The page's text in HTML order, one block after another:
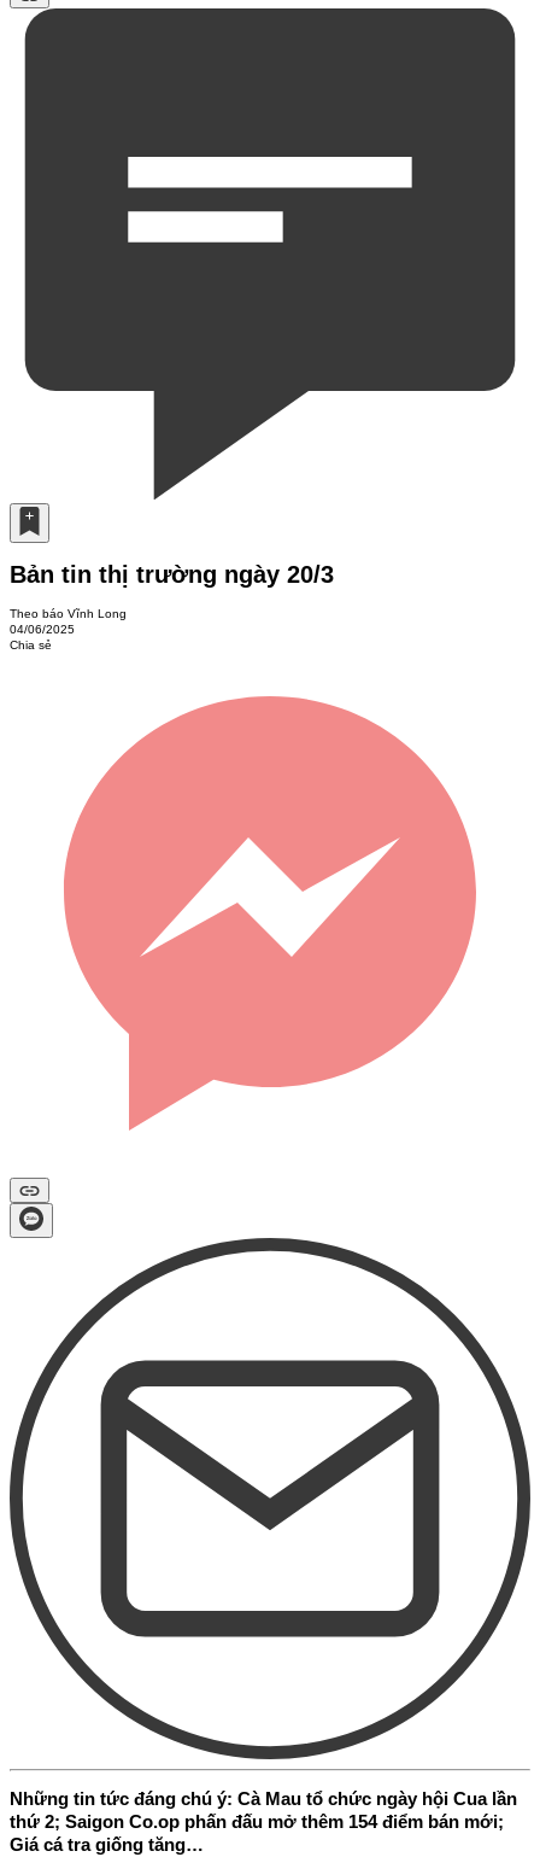
Bản tin thị trường ngày 20/3
Theo báo Vĩnh Long
04/06/2025
Chia sẻ
Những tin tức đáng chú ý: Cà Mau tổ chức ngày hội Cua lần
thứ 2; Saigon Co.op phấn đấu mở thêm 154 điểm bán mới;
Giá cá tra giống tăng…